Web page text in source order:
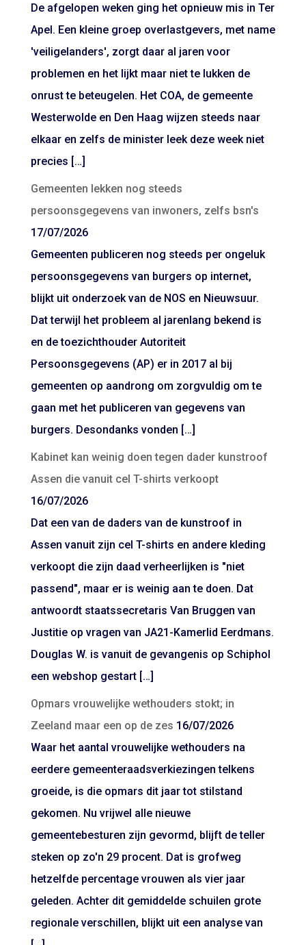
De afgelopen weken ging het opnieuw mis in Ter
Apel. Een kleine groep overlastgevers, met name
'veiligelanders', zorgt daar al jaren voor
problemen en het lijkt maar niet te lukken de
onrust te beteugelen. Het COA, de gemeente
Westerwolde en Den Haag wijzen steeds naar
elkaar en zelfs de minister leek deze week niet
precies […]
Gemeenten lekken nog steeds
persoonsgegevens van inwoners, zelfs bsn's
17/07/2026
Gemeenten publiceren nog steeds per ongeluk
persoonsgegevens van burgers op internet,
blijkt uit onderzoek van de NOS en Nieuwsuur.
Dat terwijl het probleem al jarenlang bekend is
en de toezichthouder Autoriteit
Persoonsgegevens (AP) er in 2017 al bij
gemeenten op aandrong om zorgvuldig om te
gaan met het publiceren van gegevens van
burgers. Desondanks vonden […]
Kabinet kan weinig doen tegen dader kunstroof
Assen die vanuit cel T-shirts verkoopt
16/07/2026
Dat een van de daders van de kunstroof in
Assen vanuit zijn cel T-shirts en andere kleding
verkoopt die zijn daad verheerlijken is "niet
passend", maar er is weinig aan te doen. Dat
antwoordt staatssecretaris Van Bruggen van
Justitie op vragen van JA21-Kamerlid Eerdmans.
Douglas W. is vanuit de gevangenis op Schiphol
een webshop gestart […]
Opmars vrouwelijke wethouders stokt; in
Zeeland maar een op de zes 16/07/2026
Waar het aantal vrouwelijke wethouders na
eerdere gemeenteraadsverkiezingen telkens
groeide, is die opmars dit jaar tot stilstand
gekomen. Nu vrijwel alle nieuwe
gemeentebesturen zijn gevormd, blijft de teller
steken op zo'n 29 procent. Dat is grofweg
hetzelfde percentage vrouwen als vier jaar
geleden. Achter dit gemiddelde schuilen grote
regionale verschillen, blijkt uit een analyse van